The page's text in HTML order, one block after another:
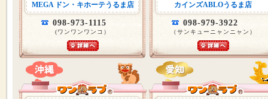
MEGA ドン・キホーテうるま店
098-973-1115
(ワンワンワンコ）
カインズABLOうるま店
098-979-3922
（サンキューニャンニャン）